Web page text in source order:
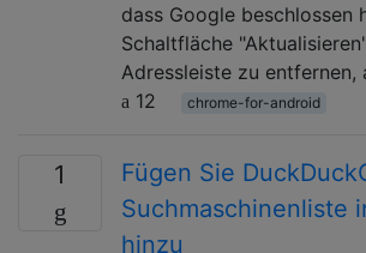
dass Google beschlossen
Schaltfläche
Adressleiste zu entfernen,
12
chrome-for-android
1
Fügen Sie
Suchmaschinenliste
hinzu